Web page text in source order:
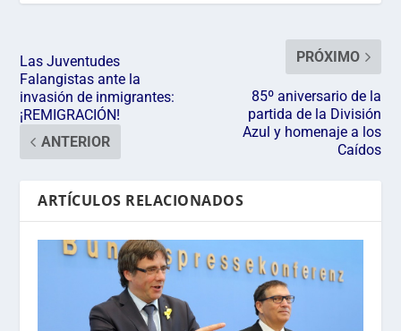
Las Juventudes
Falangistas ante la
invasión de inmigrantes:
¡REMIGRACIÓN!
ANTERIOR
PRÓXIMO
85º aniversario de la
partida de la División
Azul y homenaje a los
Caídos
ARTÍCULOS RELACIONADOS